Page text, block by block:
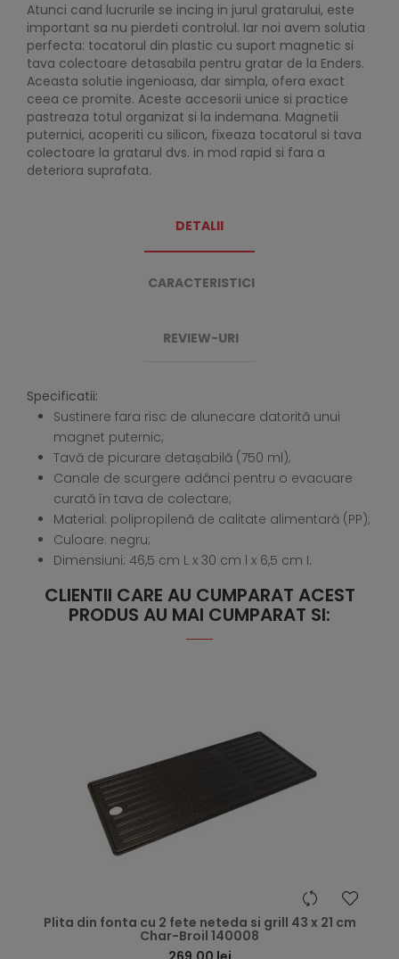
Atunci cand lucrurile se incing in jurul gratarului, este
important sa nu pierdeti controlul. Iar noi avem solutia
perfecta: tocatorul din plastic cu suport magnetic si
tava colectoare detasabila pentru gratar de la Enders.
Aceasta solutie ingenioasa, dar simpla, ofera exact
ceea ce promite. Aceste accesorii unice si practice
pastreaza totul organizat si la indemana. Magnetii
puternici, acoperiti cu silicon, fixeaza tocatorul si tava
colectoare la gratarul dvs. in mod rapid si fara a
deteriora suprafata.
DETALII
CARACTERISTICI
REVIEW-URI
Specificatii:
Sustinere fara risc de alunecare datorită unui
magnet puternic;
Tavă de picurare detașabilă (750 ml);
Canale de scurgere adânci pentru o evacuare
curată în tava de colectare;
Material: polipropilenă de calitate alimentară (PP);
Culoare: negru;
Dimensiuni: 46,5 cm L x 30 cm l x 6,5 cm I.
CLIENTII CARE AU CUMPARAT ACEST
PRODUS AU MAI CUMPARAT SI:
Plita din fonta cu 2 fete neteda si grill 43 x 21 cm
Char-Broil 140008